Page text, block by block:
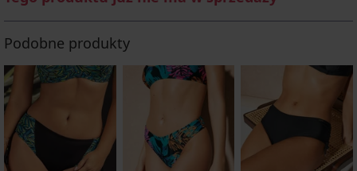
Podobne produkty